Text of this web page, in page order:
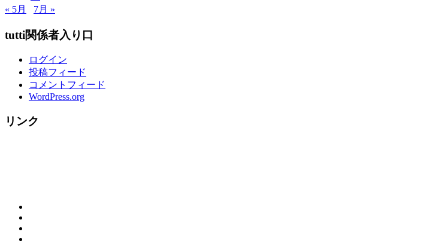
« 5月
7月 »
tutti関係者入り口
ログイン
投稿フィード
コメントフィード
WordPress.org
リンク